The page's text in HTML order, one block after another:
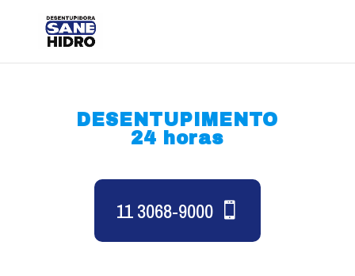
DESENTUPIMENTO
24 horas
11 3068-9000